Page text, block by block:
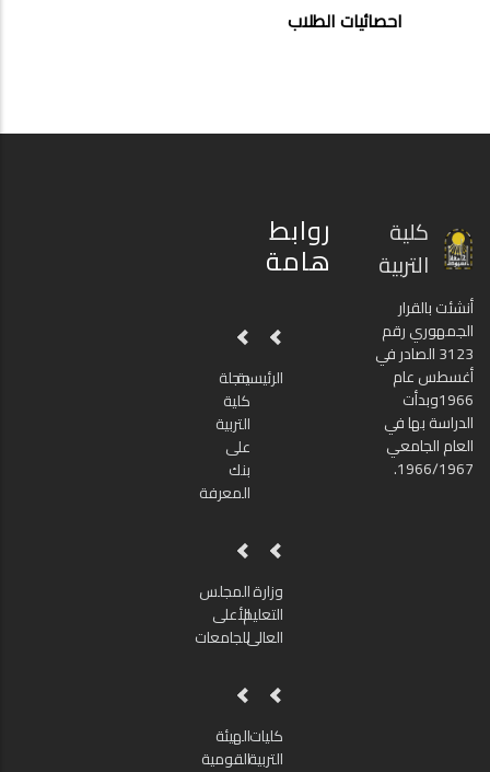
احصائيات الطلاب
كلية
التربية
أنشئت بالقرار
الجمهوري رقم
3123 الصادر في
أغسطس عام
1966وبدأت
الدراسة بها في
العام الجامعي
1966/1967.
روابط
هامة
الرئيسيةمجلة
كلية
التربية
على
بنك
المعرفة
وزارة
التعليم
العالى
المجلس
الأعلى
للجامعات
كليات
التربية
الهيئة
القومية